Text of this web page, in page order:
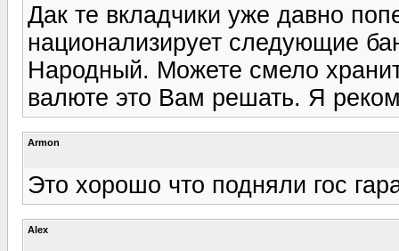
Дак те вкладчики уже давно
национализирует следующие
Народный. Можете смело
валюте это Вам решать. Я
Armon
Это хорошо что подняли гос
Alex